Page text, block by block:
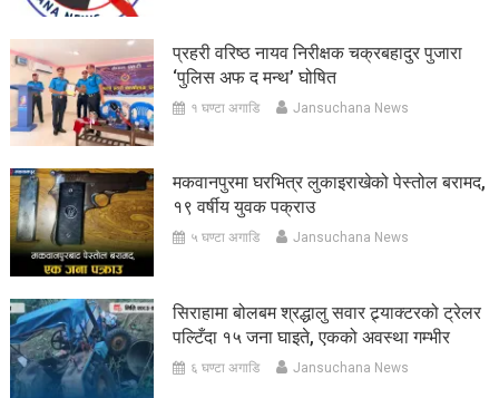
प्रहरी वरिष्ठ नायव निरीक्षक चक्रबहादुर पुजारा
‘पुलिस अफ द मन्थ’ घोषित
१ घण्टा अगाडि Jansuchana News
मकवानपुरमा घरभित्र लुकाइराखेको पेस्तोल बरामद,
१९ वर्षीय युवक पक्राउ
५ घण्टा अगाडि Jansuchana News
सिराहामा बोलबम श्रद्धालु सवार ट्र्याक्टरको ट्रेलर
पल्टिँदा १५ जना घाइते, एकको अवस्था गम्भीर
६ घण्टा अगाडि Jansuchana News